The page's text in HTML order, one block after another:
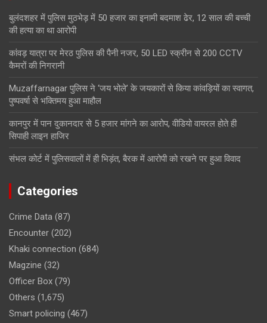
बुलंदशहर में पुलिस मुठभेड़ में 50 हजार का इनामी बदमाश ढेर, 12 साल की बच्ची
की हत्या का था आरोपी
कांवड़ यात्रा पर मेरठ पुलिस की पैनी नजर, 50 LED स्क्रीन से 200 CCTV
कैमरों की निगरानी
Muzaffarnagar पुलिस ने ‘जय भोले’ के जयकारों से किया कांवड़ियों का स्वागत,
पुष्पवर्षा से भक्तिमय हुआ माहौल
कानपुर में पान दुकानदार से 5 हजार मांगने का आरोप, वीडियो वायरल होते ही
सिपाही लाइन हाजिर
संभल कोर्ट में पुलिसवालों में ही भिड़ंत, बैरक में आरोपी को रखने पर हुआ विवाद
Categories
Crime Data (87)
Encounter (202)
Khaki connection (684)
Magzine (32)
Officer Box (79)
Others (1,675)
Smart policing (467)